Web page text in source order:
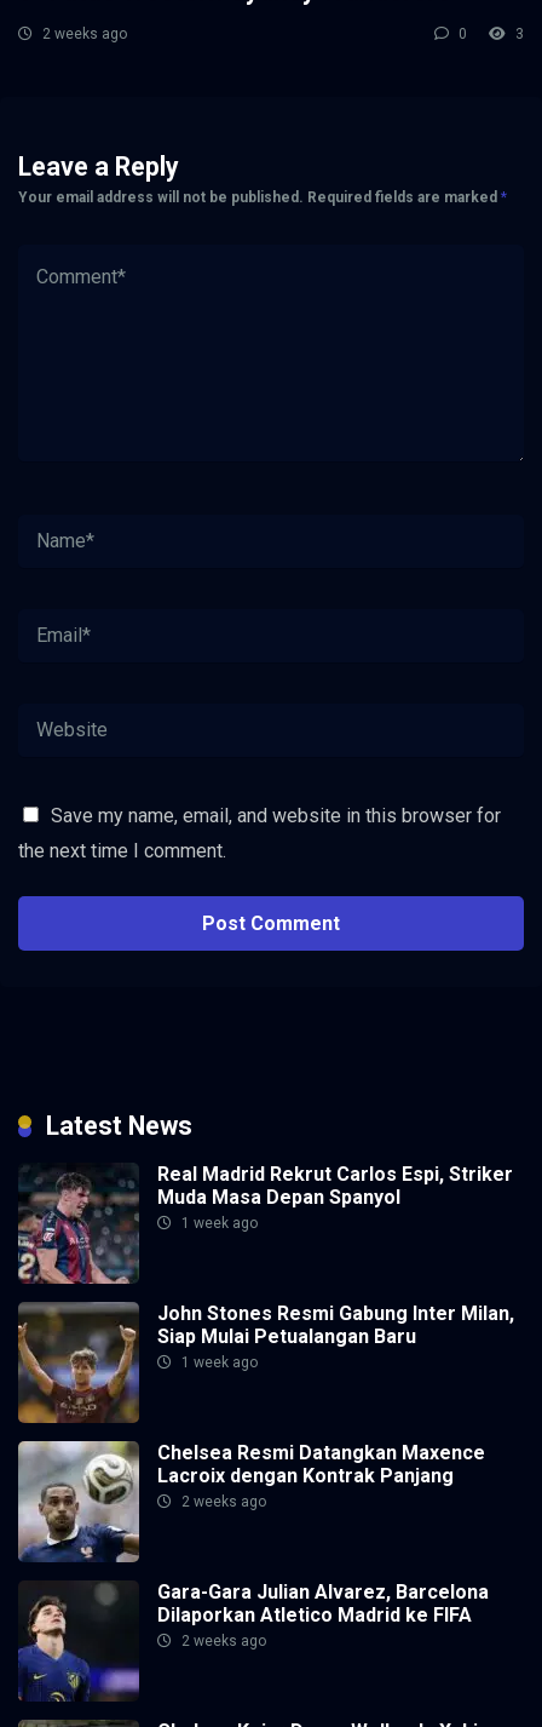
2 weeks ago 0 3
Leave a Reply
Your email address will not be published. Required fields are marked *
Save my name, email, and website in this browser for
the next time I comment.
Latest News
Real Madrid Rekrut Carlos Espi, Striker
Muda Masa Depan Spanyol
1 week ago
John Stones Resmi Gabung Inter Milan,
Siap Mulai Petualangan Baru
1 week ago
Chelsea Resmi Datangkan Maxence
Lacroix dengan Kontrak Panjang
2 weeks ago
Gara-Gara Julian Alvarez, Barcelona
Dilaporkan Atletico Madrid ke FIFA
2 weeks ago